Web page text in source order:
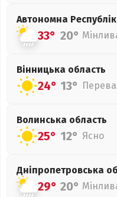
Автономна
33° 20°
Вінницька область
24° 13°
Волинська область
25° 12° Ясно
Дніпропетровська
29° 20°